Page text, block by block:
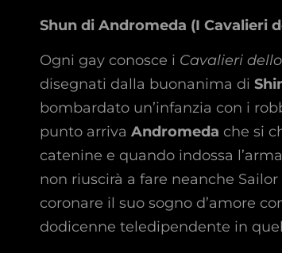
Shun di Andromeda (I Cavalieri
Ogni gay conosce i Cavalieri
disegnati dalla buonanima di
bombardato un’infanzia con i
punto arriva Andromeda che si
catenine e quando indossa
non riuscirà a fare neanche
coronare il suo sogno d’amore
dodicenne teledipendente in